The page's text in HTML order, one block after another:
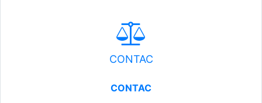
CONTAC
CONTAC